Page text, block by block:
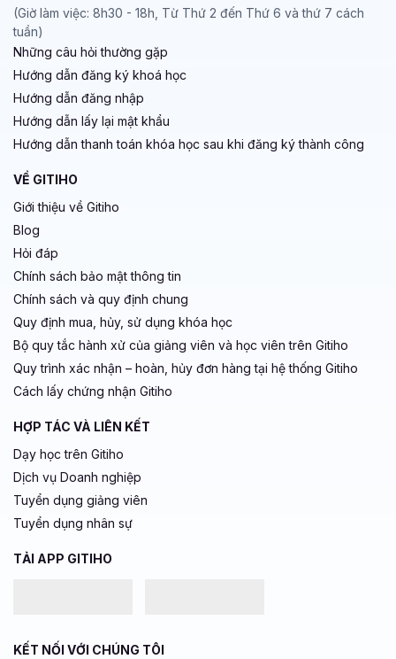
(Giờ làm việc: 8h30 - 18h, Từ Thứ 2 đến Thứ 6 và thứ 7 cách
tuần)
Những câu hỏi thường gặp
Hướng dẫn đăng ký khoá học
Hướng dẫn đăng nhập
Hướng dẫn lấy lại mật khẩu
Hướng dẫn thanh toán khóa học sau khi đăng ký thành công
VỀ GITIHO
Giới thiệu về Gitiho
Blog
Hỏi đáp
Chính sách bảo mật thông tin
Chính sách và quy định chung
Quy định mua, hủy, sử dụng khóa học
Bộ quy tắc hành xử của giảng viên và học viên trên Gitiho
Quy trình xác nhận – hoàn, hủy đơn hàng tại hệ thống Gitiho
Cách lấy chứng nhận Gitiho
HỢP TÁC VÀ LIÊN KẾT
Dạy học trên Gitiho
Dịch vụ Doanh nghiệp
Tuyển dụng giảng viên
Tuyển dụng nhân sự
TẢI APP GITIHO
KẾT NỐI VỚI CHÚNG TÔI